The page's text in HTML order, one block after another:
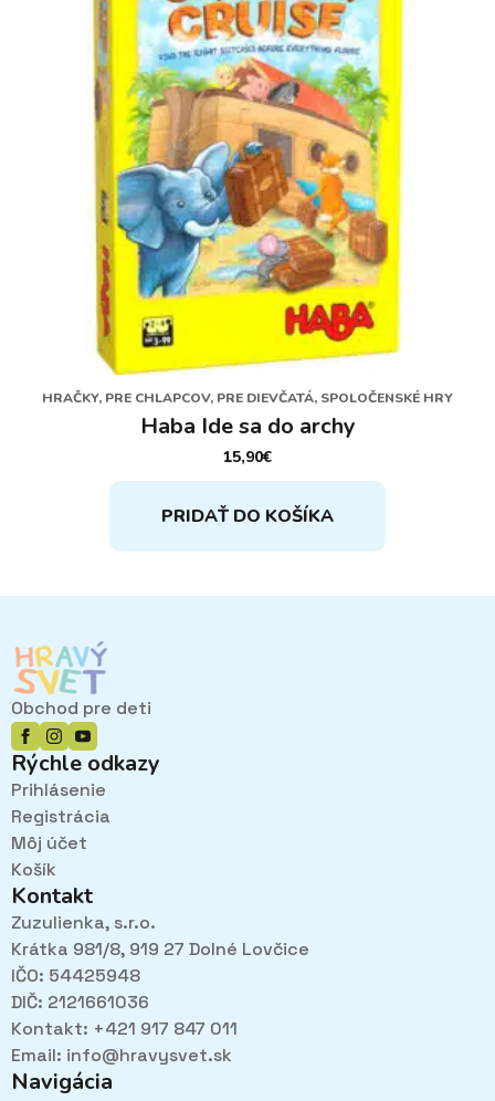
HRAČKY, PRE CHLAPCOV, PRE DIEVČATÁ, SPOLOČENSKÉ HRY
Haba Ide sa do archy
15,90€
PRIDAŤ DO KOŠÍKA
Obchod pre deti
Rýchle odkazy
Prihlásenie
Registrácia
Môj účet
Košík
Kontakt
Zuzulienka, s.r.o.
Krátka 981/8, 919 27 Dolné Lovčice
IČO: 54425948
DIČ: 2121661036
Kontakt: +421 917 847 011
Email: info@hravysvet.sk
Navigácia